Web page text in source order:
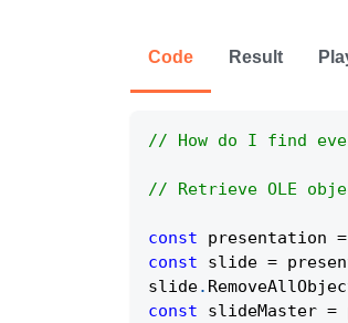
Code Result
// How do I find
// Retrieve OLE
const presentation =
const slide =
slide.
const slideMaster =